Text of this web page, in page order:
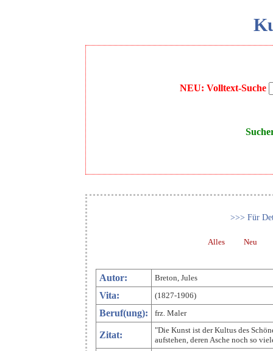
NEU: Volltext-Suche
>>> Für
Alles Neu
Autor: Breton, Jules
Vita: (1827-1906)
Beruf(ung): frz. Maler
Zitat:
"Die Kunst ist der Kultus des
aufstehen, deren Asche noch so